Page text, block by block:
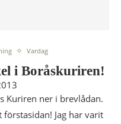
Vardag
i Boråskuriren!
Kuriren ner i brevlådan.
Jag har varit